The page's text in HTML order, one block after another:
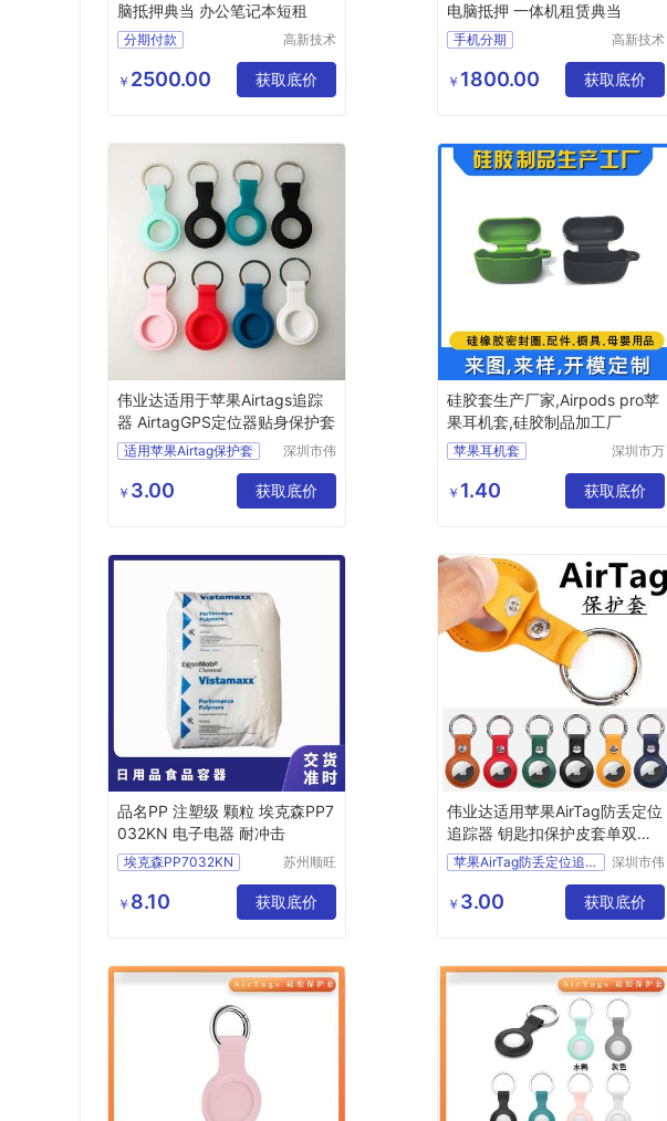
脑抵押典当 办公笔记本短租
分期付款
高新技术
区良驹电
子经营部
￥ 2500.00 获取底价
电脑抵押 一体机租赁典当
手机分期
高新技术
区良驹电
子经营部
￥ 1800.00 获取底价
伟业达适用于苹果Airtags追踪
器 AirtagGPS定位器贴身保护套
适用苹果Airtag保护套
苹果airtags防丢器软壳
追踪器硅胶挂钩
适用于苹果Airtags追踪器
深圳市伟
有限公司
￥ 3.00 获取底价
硅胶套生产厂家,Airpods pro苹
果耳机套,硅胶制品加工厂
苹果耳机套
硅胶套生产
深圳市万
有限公司
￥ 1.40 获取底价
品名PP 注塑级 颗粒 埃克森PP7
032KN 电子电器 耐冲击
埃克森PP7032KN
苏州顺旺
易有限公
司
￥ 8.10 获取底价
伟业达适用苹果AirTag防丢定位
追踪器 钥匙扣保护皮套单双孔
长款
苹果AirTag防丢定位追踪器
钥匙扣保护皮套单双孔长款
追踪神器硅胶保护套
适用苹果airtag金属磁吸防丢定位追踪器
深圳市伟
有限公司
￥ 3.00 获取底价